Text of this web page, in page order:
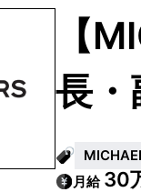
【
長・
月給 30